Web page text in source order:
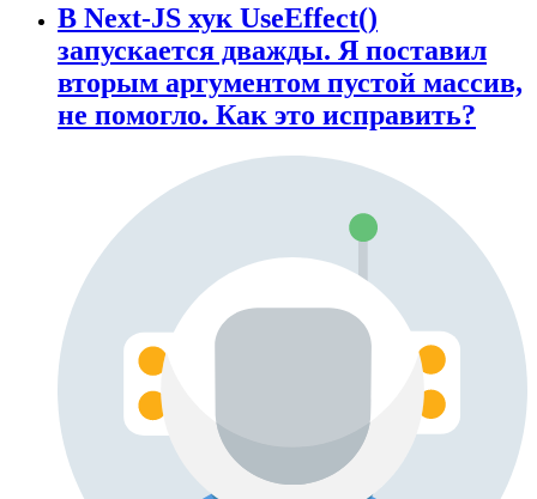
В Next-JS хук UseEffect()
запускается дважды. Я поставил
вторым аргументом пустой массив,
не помогло. Как это исправить?